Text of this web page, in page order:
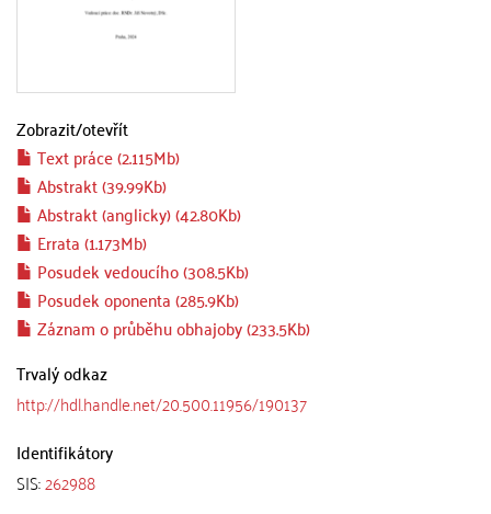
Zobrazit/otevřít
Text práce (2.115Mb)
Abstrakt (39.99Kb)
Abstrakt (anglicky) (42.80Kb)
Errata (1.173Mb)
Posudek vedoucího (308.5Kb)
Posudek oponenta (285.9Kb)
Záznam o průběhu obhajoby (233.5Kb)
Trvalý odkaz
http://hdl.handle.net/20.500.11956/190137
Identifikátory
SIS:262988